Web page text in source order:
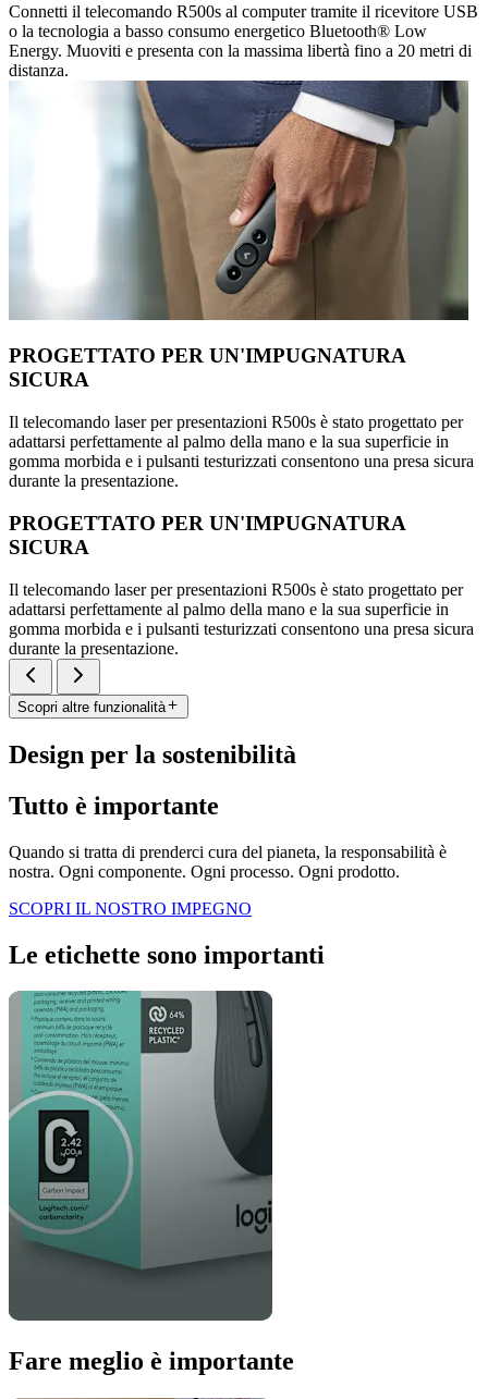
Connetti il telecomando R500s al computer tramite il ricevitore USB
o la tecnologia a basso consumo energetico Bluetooth® Low
Energy. Muoviti e presenta con la massima libertà fino a 20 metri di
distanza.
PROGETTATO PER UN'IMPUGNATURA
SICURA
Il telecomando laser per presentazioni R500s è stato progettato per
adattarsi perfettamente al palmo della mano e la sua superficie in
gomma morbida e i pulsanti testurizzati consentono una presa sicura
durante la presentazione.
PROGETTATO PER UN'IMPUGNATURA
SICURA
Il telecomando laser per presentazioni R500s è stato progettato per
adattarsi perfettamente al palmo della mano e la sua superficie in
gomma morbida e i pulsanti testurizzati consentono una presa sicura
durante la presentazione.
Scopri altre funzionalità
Design per la sostenibilità
Tutto è importante
Quando si tratta di prenderci cura del pianeta, la responsabilità è
nostra. Ogni componente. Ogni processo. Ogni prodotto.
SCOPRI IL NOSTRO IMPEGNO
Le etichette sono importanti
Fare meglio è importante